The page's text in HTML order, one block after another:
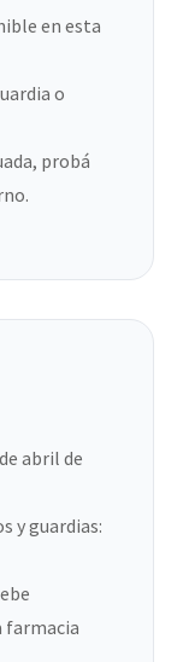
en esta
o
probá
abril de
y guardias:
farmacia